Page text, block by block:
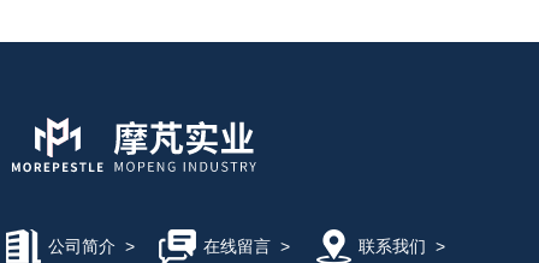
公司简介 > 在线留言> 联系我们 >